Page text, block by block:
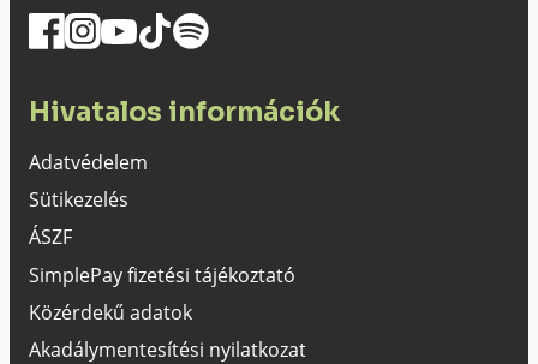
Hivatalos információk
Adatvédelem
Sütikezelés
ÁSZF
SimplePay fizetési tájékoztató
Közérdekű adatok
Akadálymentesítési nyilatkozat